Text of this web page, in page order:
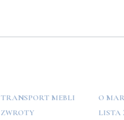
TRANSPORT MEBLI
ZWROTY
O
LISTA